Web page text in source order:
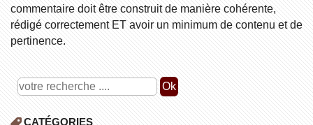
commentaire doit être construit de manière cohérente,
rédigé correctement ET avoir un minimum de contenu et de
pertinence.
CATÉGORIES